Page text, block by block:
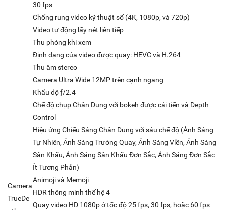
30 fps
Chống rung video kỹ thuật số (4K, 1080p, và 720p)
Video tự động lấy nét liên tiếp
Thu phóng khi xem
Định dạng của video được quay: HEVC và H.264
Thu âm stereo
Camera
TrueDe
Camera Ultra Wide 12MP trên cạnh ngang
Khẩu độ ƒ/2.4
Chế độ chụp Chân Dung với bokeh được cải tiến và Depth
Control
Hiệu ứng Chiếu Sáng Chân Dung với sáu chế độ (Ánh Sáng
Tự Nhiên, Ánh Sáng Trường Quay, Ánh Sáng Viền, Ánh Sáng
Sân Khấu, Ánh Sáng Sân Khấu Đơn Sắc, Ánh Sáng Đơn Sắc
Ít Tương Phản)
Animoji và Memoji
HDR thông minh thế hệ 4
Quay video HD 1080p ở tốc độ 25 fps, 30 fps, hoặc 60 fps